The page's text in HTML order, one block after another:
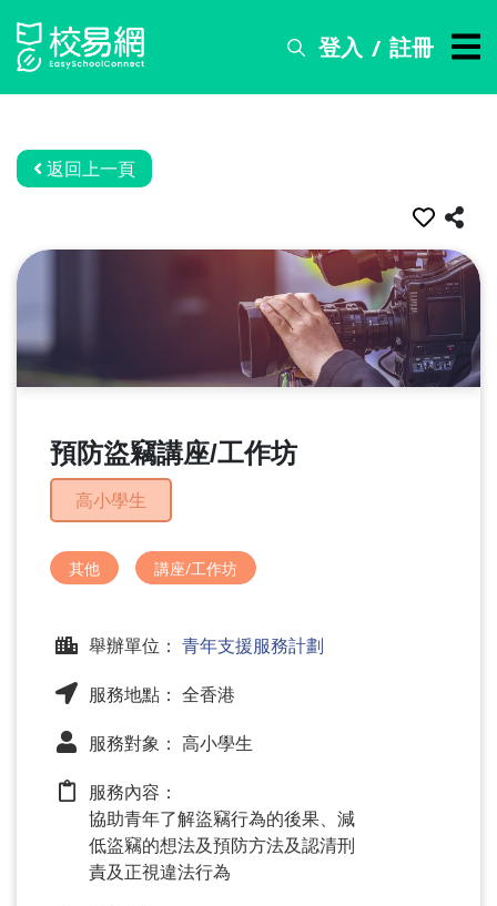
登入 / 註冊
搜
務
資
於
我
返回上一頁
預防盜竊講座/工作坊
高小學生
其他 講座/工作坊
舉辦單位： 青年支援服務計劃
服務地點： 全香港
服務對象： 高小學生
服務內容：
協助青年了解盜竊行為的後果、減
低盜竊的想法及預防方法及認清刑
責及正視違法行為